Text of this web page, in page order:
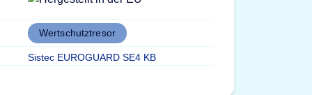
Wertschutztresor
Sistec EUROGUARD SE4 KB